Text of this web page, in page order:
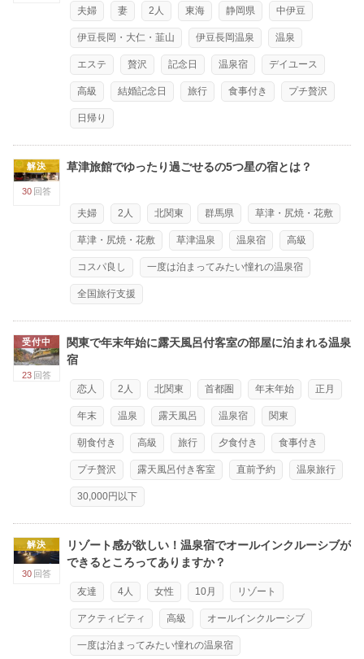
夫婦 妻 2人 東海 静岡県 中伊豆
伊豆長岡・大仁・韮山 伊豆長岡温泉 温泉
エステ 贅沢 記念日 温泉宿 デイユース
高級 結婚記念日 旅行 食事付き プチ贅沢
日帰り
解決
30 回答
草津旅館でゆったり過ごせるの5つ星の宿とは？
夫婦 2人 北関東 群馬県 草津・尻焼・花敷
草津・尻焼・花敷 草津温泉 温泉宿 高級
コスパ良し 一度は泊まってみたい憧れの温泉宿
全国旅行支援
受付中
23 回答
関東で年末年始に露天風呂付客室の部屋に泊まれる温泉
宿
恋人 2人 北関東 首都圏 年末年始 正月
年末 温泉 露天風呂 温泉宿 関東
朝食付き 高級 旅行 夕食付き 食事付き
プチ贅沢 露天風呂付き客室 直前予約 温泉旅行
30,000円以下
解決
30 回答
リゾート感が欲しい！温泉宿でオールインクルーシブが
できるところってありますか？
友達 4人 女性 10月 リゾート
アクティビティ 高級 オールインクルーシブ
一度は泊まってみたい憧れの温泉宿